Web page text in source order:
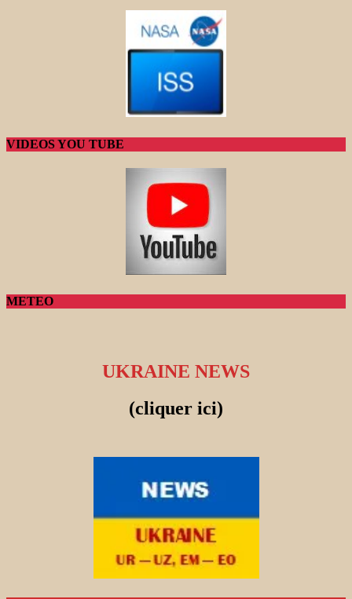
VIDEOS YOU TUBE
METEO
UKRAINE NEWS
(cliquer ici)